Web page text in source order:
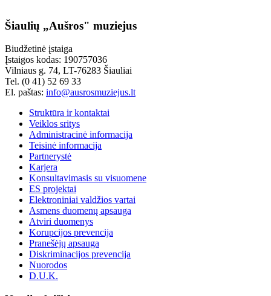
Šiaulių „Aušros" muziejus
Biudžetinė įstaiga
Įstaigos kodas: 190757036
Vilniaus g. 74, LT-76283 Šiauliai
Tel. (0 41) 52 69 33
El. paštas: info@ausrosmuziejus.lt
Struktūra ir kontaktai
Veiklos sritys
Administracinė informacija
Teisinė informacija
Partnerystė
Karjera
Konsultavimasis su visuomene
ES projektai
Elektroniniai valdžios vartai
Asmens duomenų apsauga
Atviri duomenys
Korupcijos prevencija
Pranešėjų apsauga
Diskriminacijos prevencija
Nuorodos
D.U.K.